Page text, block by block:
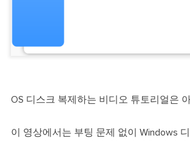
OS 디스크 복제하는 비디오 튜토리얼은
이 영상에서는 부팅 문제 없이 Windows